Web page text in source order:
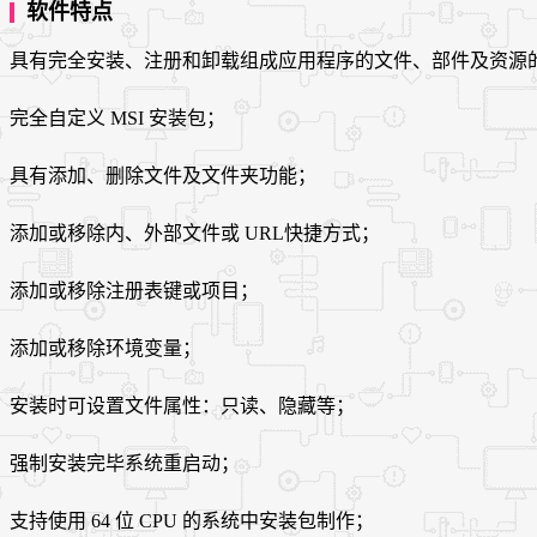
软件特点
具有完全安装、注册和卸载组成应用程序的文件、部件及资源
完全自定义 MSI 安装包；
具有添加、删除文件及文件夹功能；
添加或移除内、外部文件或 URL快捷方式；
添加或移除注册表键或项目；
添加或移除环境变量；
安装时可设置文件属性：只读、隐藏等；
强制安装完毕系统重启动；
支持使用 64 位 CPU 的系统中安装包制作；